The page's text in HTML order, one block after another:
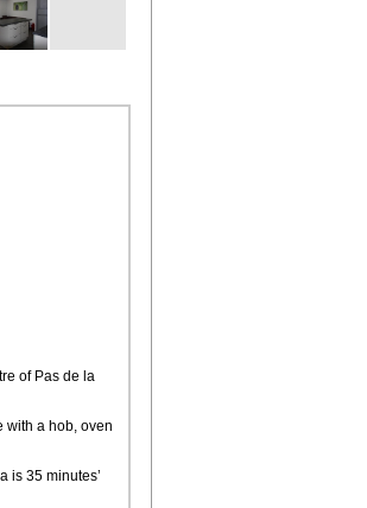
of Pas de la
with a hob, oven
is 35 minutes’